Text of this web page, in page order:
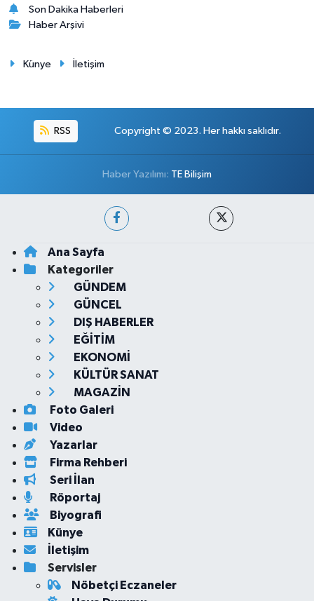
Son Dakika Haberleri
Haber Arşivi
Künye İletişim
RSS Copyright © 2023. Her hakkı saklıdır.
Haber Yazılımı: TE Bilişim
Ana Sayfa
Kategoriler
GÜNDEM
GÜNCEL
DIŞ HABERLER
EĞİTİM
EKONOMİ
KÜLTÜR SANAT
MAGAZİN
Foto Galeri
Video
Yazarlar
Firma Rehberi
Seri İlan
Röportaj
Biyografi
Künye
İletişim
Servisler
Nöbetçi Eczaneler